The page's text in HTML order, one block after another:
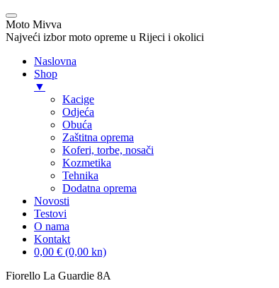
Moto Mivva
Najveći izbor moto opreme u Rijeci i okolici
Naslovna
Shop
▼
Kacige
Odjeća
Obuća
Zaštitna oprema
Koferi, torbe, nosači
Kozmetika
Tehnika
Dodatna oprema
Novosti
Testovi
O nama
Kontakt
0,00 € (0,00 kn)
Skip
Fiorello La Guardie 8A